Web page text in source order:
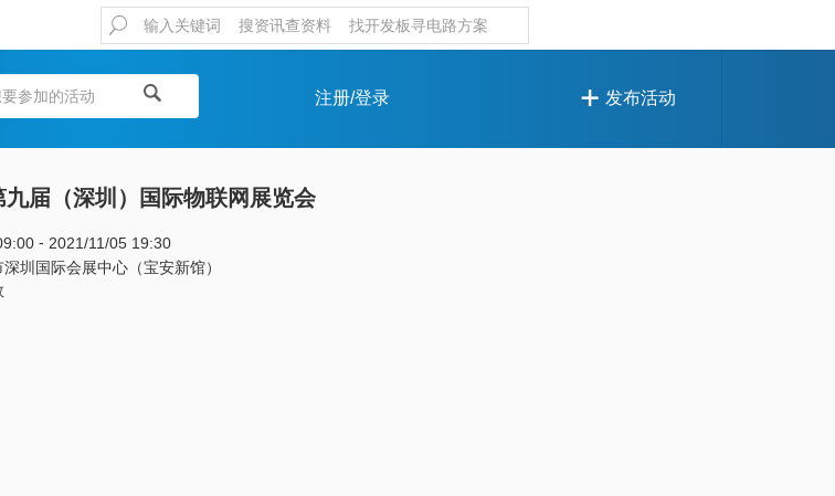
注册/登录 发布活动
九届（深圳）国际物联网展览会
- 2021/11/05 19:30
圳国际会展中心（宝安新馆）